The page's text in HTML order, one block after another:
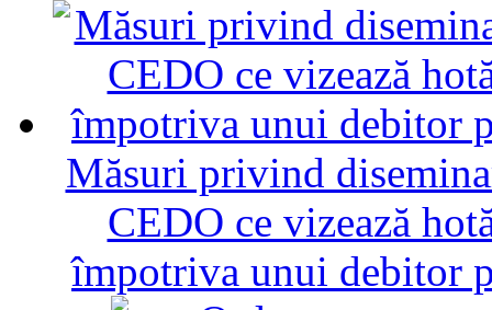
Măsuri privind
CEDO ce vizează
împotriva unui debitor